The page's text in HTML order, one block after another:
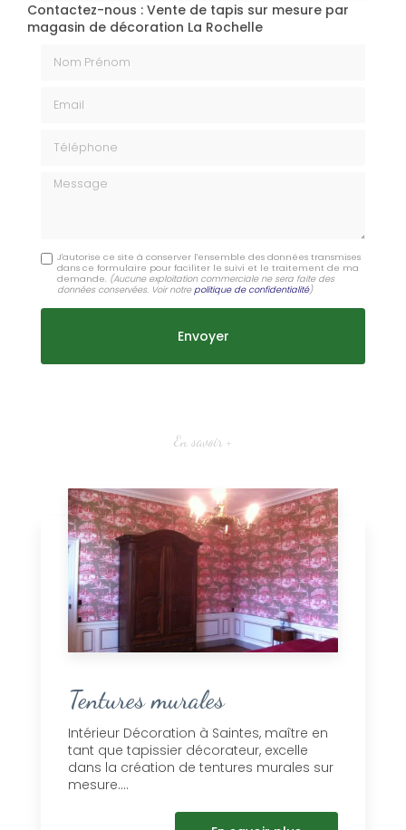
Contactez-nous : Vente de tapis sur mesure par
magasin de décoration La Rochelle
Message
J'autorise ce site à conserver l'ensemble des données transmises
dans ce formulaire pour faciliter le suivi et le traitement de ma
demande. (Aucune exploitation commerciale ne sera faite des
données conservées. Voir notrepolitique de confidentialité)
En savoir +
Tentures murales
Intérieur Décoration à Saintes, maître en
tant que tapissier décorateur, excelle
dans la création de tentures murales sur
mesure....